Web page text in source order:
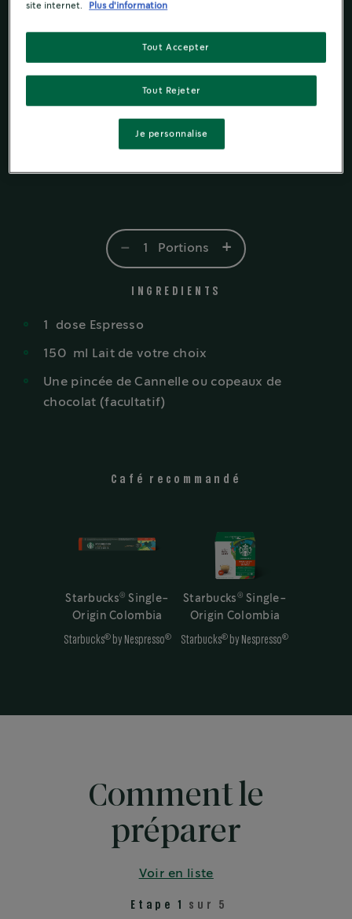
- 1 Portions +
INGREDIENTS
1 dose Espresso
150 ml Lait de votre choix
Une pincée de Cannelle ou copeaux de
chocolat (facultatif)
Café recommandé
Starbucks® Single-
Origin Colombia
Starbucks®by Nespresso®
Starbucks ® Single-
Origin Colombia
Starbucks® by Nespresso®
Comment le
préparer
Voir en liste
Etape 1 sur 5
site internet.
Plus d'information
Tout Rejeter
Tout Accepter
Je personnalise